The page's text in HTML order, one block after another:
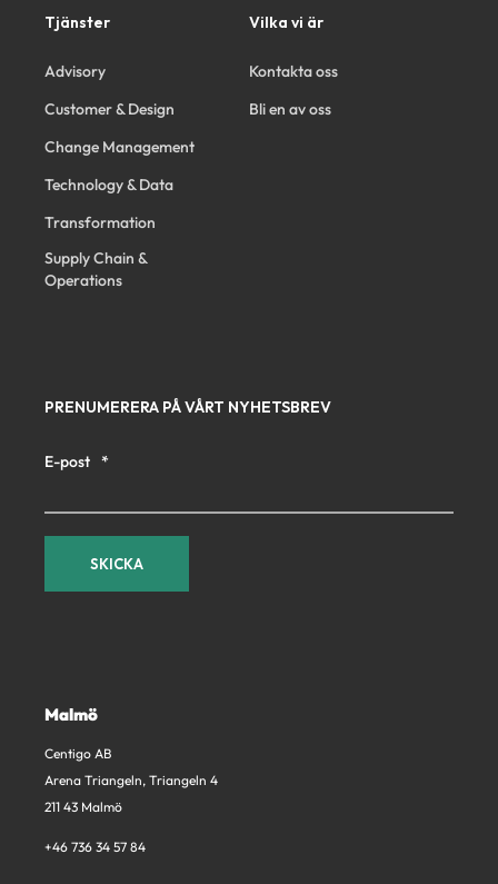
Tjänster
Advisory
Customer & Design
Change Management
Technology & Data
Transformation
Supply Chain &
Operations
Vilka vi är
Kontakta oss
Bli en av oss
PRENUMERERA PÅ VÅRT NYHETSBREV
E-post *
Malmö
Centigo AB
Arena Triangeln, Triangeln 4
211 43 Malmö
+46 736 34 57 84